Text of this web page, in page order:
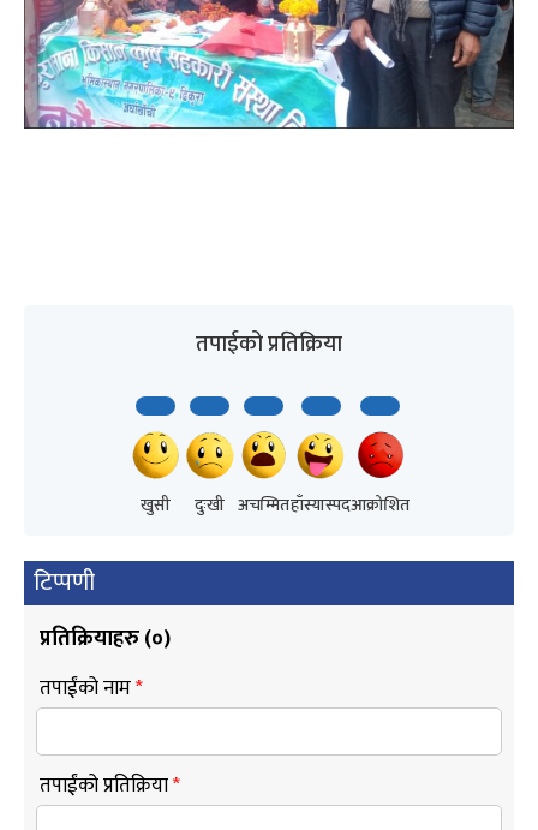
तपाईको प्रतिक्रिया
खुसी दुःखी अचम्मितहाँस्यास्पदआक्रोशित
टिप्पणी
प्रतिक्रियाहरु (०)
तपाईंको नाम*
तपाईंको प्रतिक्रिया*